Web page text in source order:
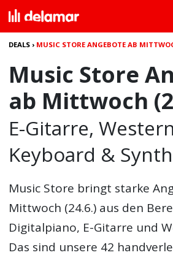
DEALS › MUSIC STORE ANGEBOTE AB
Music Store
ab Mittwoch
E-Gitarre,
Keyboard &
Music Store bringt starke
Mittwoch (24.6.) aus den
Digitalpiano, E-Gitarre und
Das sind unsere 42